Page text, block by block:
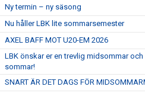
STOLT SPONSOR
ENOLIV.SE
OM SKADAN ÄR FRAMME
Ny termin – ny säsong
Nu håller LBK lite sommarsemester
AXEL BAFF MOT U20-EM 2026
LBK önskar er en trevlig midsommar
sommar!
SNART ÄR DET DAGS FÖR